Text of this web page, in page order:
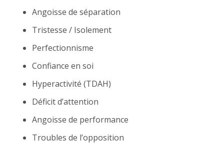
Angoisse de séparation
Tristesse / Isolement
Perfectionnisme
Confiance en soi
Hyperactivité (TDAH)
Déficit d’attention
Angoisse de performance
Troubles de l’opposition